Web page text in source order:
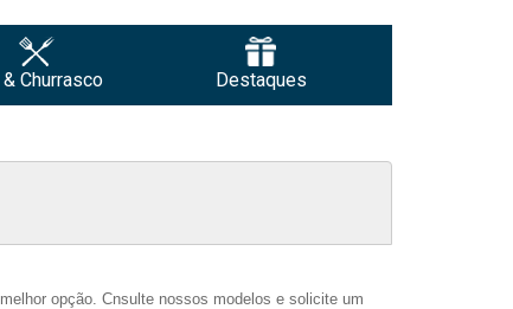
& Churrasco Destaques
opção. Cnsulte nossos modelos e solicite um